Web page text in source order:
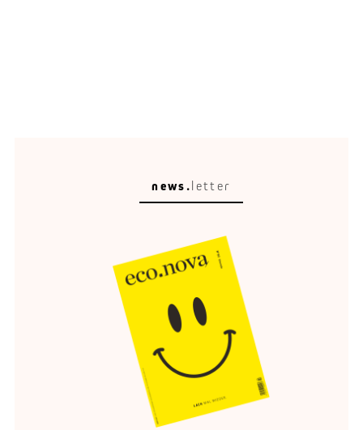
Circular Escape
Eine schöne Umgebung verändert, wie wir reisen,
entspannen und erinnern.
news.letter